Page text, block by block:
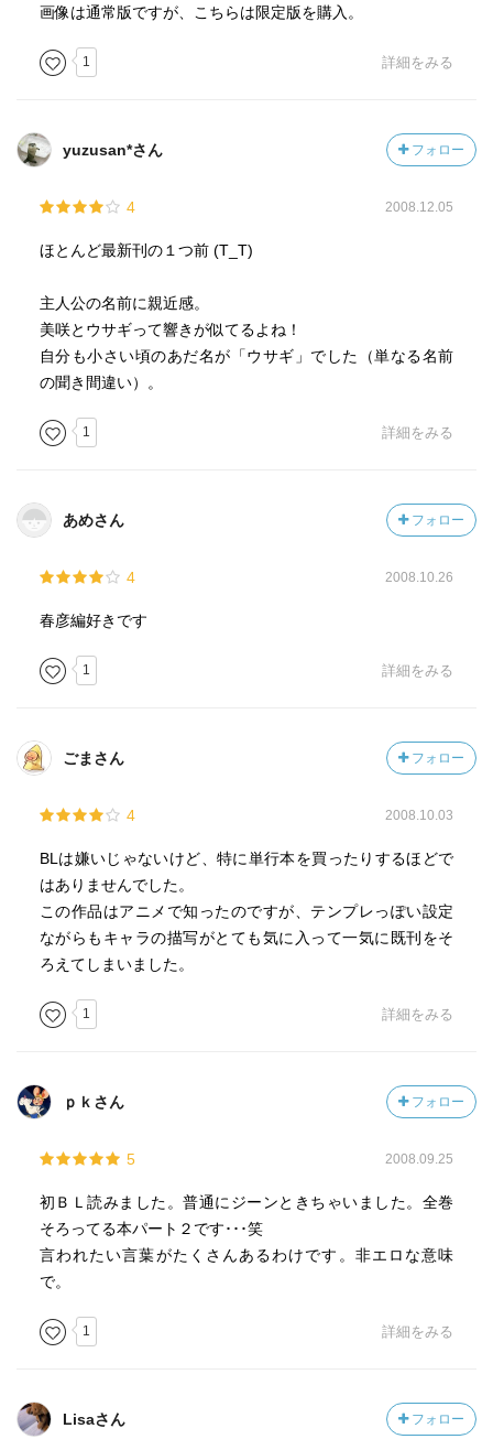
画像は通常版ですが、こちらは限定版を購入。
1 詳細をみる
yuzusan*さん フォロー
4 2008.12.05
ほとんど最新刊の１つ前 (T_T)
主人公の名前に親近感。
美咲とウサギって響きが似てるよね！
自分も小さい頃のあだ名が「ウサギ」でした（単なる名前
の聞き間違い）。
1 詳細をみる
あめさん フォロー
4 2008.10.26
春彦編好きです
1 詳細をみる
ごまさん フォロー
4 2008.10.03
BLは嫌いじゃないけど、特に単行本を買ったりするほどで
はありませんでした。
この作品はアニメで知ったのですが、テンプレっぽい設定
ながらもキャラの描写がとても気に入って一気に既刊をそ
ろえてしまいました。
1 詳細をみる
ｐｋさん フォロー
5 2008.09.25
初ＢＬ読みました。普通にジーンときちゃいました。全巻
そろってる本パート２です･･･笑
言われたい言葉がたくさんあるわけです。非エロな意味
で。
1 詳細をみる
Lisaさん フォロー